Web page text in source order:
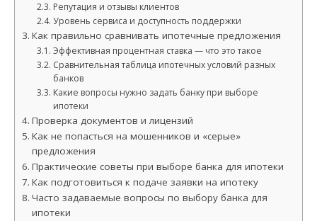
Репутация и отзывы клиентов
Уровень сервиса и доступность поддержки
Как правильно сравнивать ипотечные предложения
Эффективная процентная ставка — что это такое
Сравнительная таблица ипотечных условий разных
банков
Какие вопросы нужно задать банку при выборе
ипотеки
Проверка документов и лицензий
Как не попасться на мошенников и «серые»
предложения
Практические советы при выборе банка для ипотеки
Как подготовиться к подаче заявки на ипотеку
Часто задаваемые вопросы по выбору банка для
ипотеки